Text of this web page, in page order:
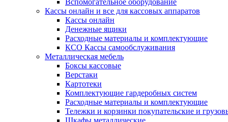
Вспомогательное оборудование
Кассы онлайн и все для кассовых аппаратов
Кассы онлайн
Денежные ящики
Расходные материалы и комплектующие
КСО Кассы самообслуживания
Металлическая мебель
Боксы кассовые
Верстаки
Картотеки
Комплектующие гардеробных систем
Расходные материалы и комплектующие
Тележки и корзинки покупательские и
Шкафы металлические